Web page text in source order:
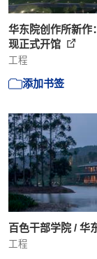
华东院创作所新作
现正式开馆
工程
添加书签
百色干部学院 / 华
工程